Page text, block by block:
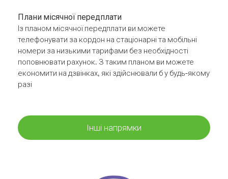
Плани місячної передплати
Із планом місячної передплати ви можете
телефонувати за кордон на стаціонарні та мобільні
номери за низькими тарифами без необхідності
поповнювати рахунок. З таким планом ви можете
економити на дзвінках, які здійснювали б у будь-якому
разі
Інші напрямки